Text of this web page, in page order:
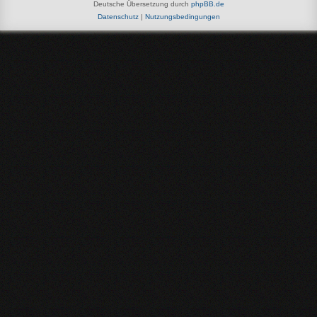
Deutsche Übersetzung durch phpBB.de
Datenschutz| Nutzungsbedingungen